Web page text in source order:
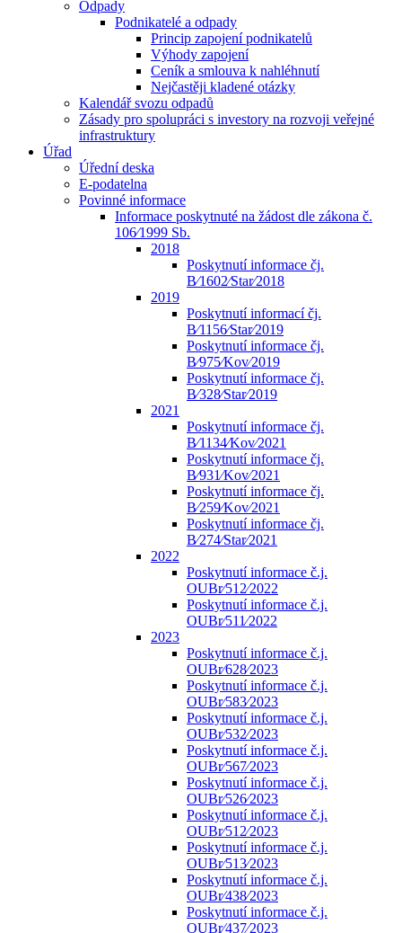
Odpady
Podnikatelé a odpady
Princip zapojení podnikatelů
Výhody zapojení
Ceník a smlouva k nahléhnutí
Nejčastěji kladené otázky
Kalendář svozu odpadů
Zásady pro spolupráci s investory na rozvoji veřejné
infrastruktury
Úřad
Úřední deska
E-podatelna
Povinné informace
Informace poskytnuté na žádost dle zákona č.
106⁄1999 Sb.
2018
Poskytnutí informace čj.
B⁄1602⁄Star⁄2018
2019
Poskytnutí informací čj.
B⁄1156⁄Star⁄2019
Poskytnutí informace čj.
B⁄975⁄Kov⁄2019
Poskytnutí informace čj.
B⁄328⁄Star⁄2019
2021
Poskytnutí informace čj.
B⁄1134⁄Kov⁄2021
Poskytnutí informace čj.
B⁄931⁄Kov⁄2021
Poskytnutí informace čj.
B⁄259⁄Kov⁄2021
Poskytnutí informace čj.
B⁄274⁄Star⁄2021
2022
Poskytnutí informace č.j.
OUBr⁄512⁄2022
Poskytnutí informace č.j.
OUBr⁄511⁄2022
2023
Poskytnutí informace č.j.
OUBr⁄628⁄2023
Poskytnutí informace č.j.
OUBr⁄583⁄2023
Poskytnutí informace č.j.
OUBr⁄532⁄2023
Poskytnutí informace č.j.
OUBr⁄567⁄2023
Poskytnutí informace č.j.
OUBr⁄526⁄2023
Poskytnutí informace č.j.
OUBr⁄512⁄2023
Poskytnutí informace č.j.
OUBr⁄513⁄2023
Poskytnutí informace č.j.
OUBr⁄438⁄2023
Poskytnutí informace č.j.
OUBr⁄437⁄2023